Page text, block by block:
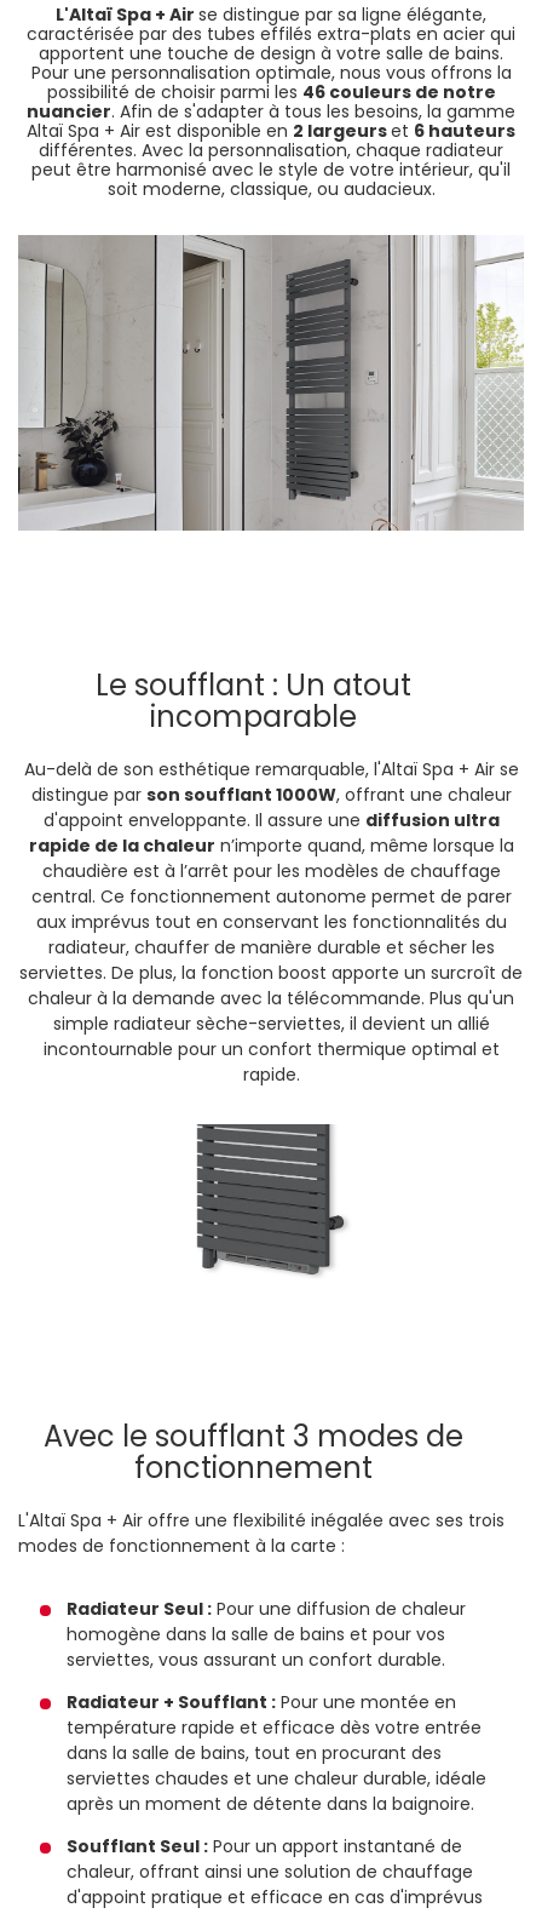
L'Altaï Spa + Air se distingue par sa ligne élégante,
caractérisée par des tubes effilés extra-plats en acier qui
apportent une touche de design à votre salle de bains.
Pour une personnalisation optimale, nous vous offrons la
possibilité de choisir parmi les 46 couleurs de notre
nuancier. Afin de s'adapter à tous les besoins, la gamme
Altaï Spa + Air est disponible en 2 largeurset 6 hauteurs
différentes. Avec la personnalisation, chaque radiateur
peut être harmonisé avec le style de votre intérieur, qu'il
soit moderne, classique, ou audacieux.
Le soufflant : Un atout
incomparable
Au-delà de son esthétique remarquable, l'Altaï Spa + Air se
distingue par son soufflant 1000W, offrant une chaleur
d'appoint enveloppante. Il assure une diffusion ultra
rapide de la chaleur n’importe quand, même lorsque la
chaudière est à l’arrêt pour les modèles de chauffage
central. Ce fonctionnement autonome permet de parer
aux imprévus tout en conservant les fonctionnalités du
radiateur, chauffer de manière durable et sécher les
serviettes. De plus, la fonction boost apporte un surcroît de
chaleur à la demande avec la télécommande. Plus qu'un
simple radiateur sèche-serviettes, il devient un allié
incontournable pour un confort thermique optimal et
rapide.
Avec le soufflant 3 modes de
fonctionnement
L'Altaï Spa + Air offre une flexibilité inégalée avec ses trois
modes de fonctionnement à la carte :
Radiateur Seul : Pour une diffusion de chaleur
homogène dans la salle de bains et pour vos
serviettes, vous assurant un confort durable.
Radiateur + Soufflant : Pour une montée en
température rapide et efficace dès votre entrée
dans la salle de bains, tout en procurant des
serviettes chaudes et une chaleur durable, idéale
après un moment de détente dans la baignoire.
Soufflant Seul : Pour un apport instantané de
chaleur, offrant ainsi une solution de chauffage
d'appoint pratique et efficace en cas d'imprévus